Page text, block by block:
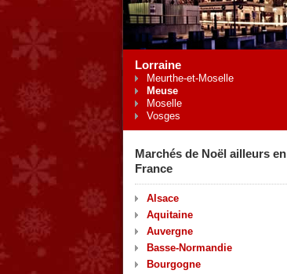
Lorraine
Meurthe-et-Moselle
Meuse
Moselle
Vosges
Marchés de Noël ailleurs en
France
Alsace
Aquitaine
Auvergne
Basse-Normandie
Bourgogne